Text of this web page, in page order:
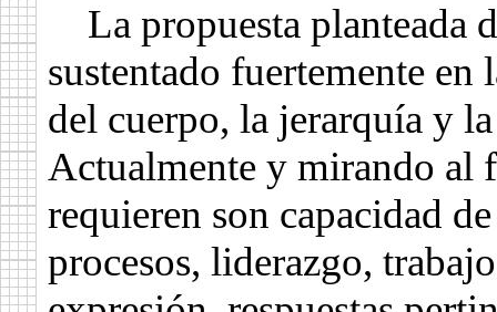
La propuesta planteada
sustentado fuertemente
del cuerpo, la jerarquía y
Actualmente y mirando al
requieren son capacidad
procesos, liderazgo,